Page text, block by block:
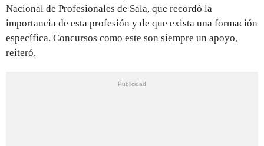
Nacional de Profesionales de Sala, que recordó la
importancia de esta profesión y de que exista una formación
específica. Concursos como este son siempre un apoyo,
reiteró.